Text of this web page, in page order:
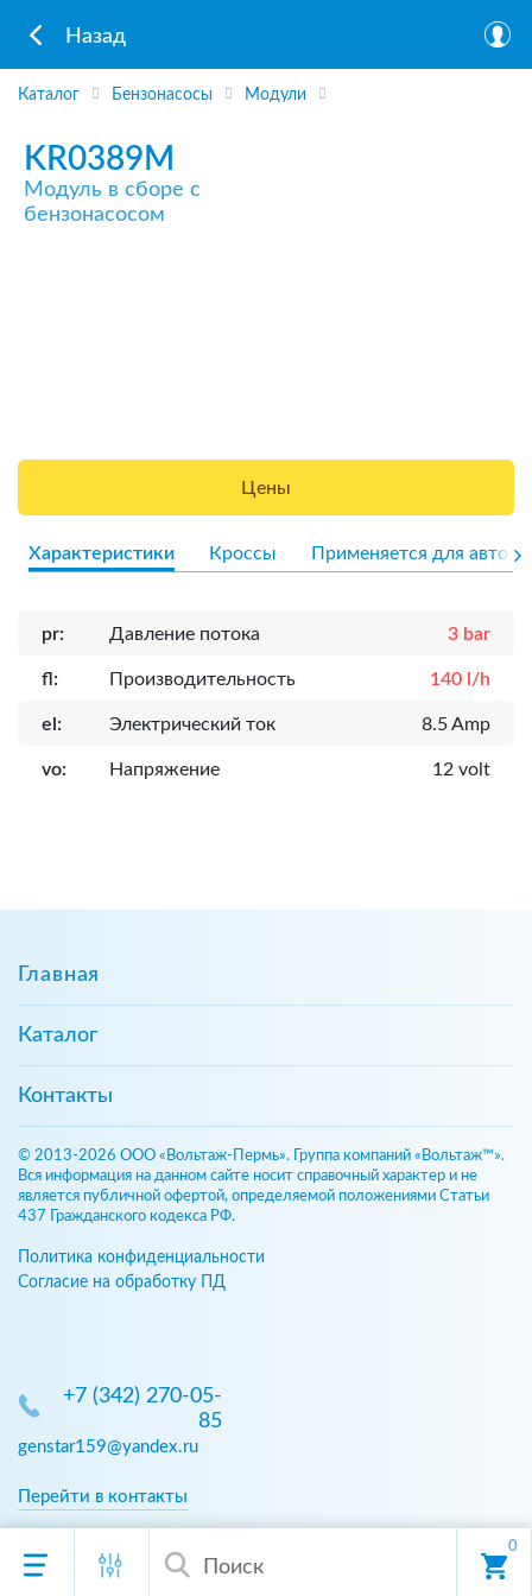
0
Назад
Каталог Бензонасосы Модули
KR0389M
Модуль в сборе с
бензонасосом
Цены
Характеристики Кроссы Применяется для авто
pr: Давление потока 3 bar
fl: Производительность 140 l/h
el: Электрический ток 8.5 Amp
vo: Напряжение 12 volt
Главная
Каталог
Контакты
© 2013-2026 ООО «Вольтаж-Пермь». Группа компаний «Вольтаж™».
Вся информация на данном сайте носит справочный характер и не
является публичной офертой, определяемой положениями Статьи
437 Гражданского кодекса РФ.
Политика конфиденциальности
Согласие на обработку ПД
+7 (342) 270-05-
85
genstar159@yandex.ru
Перейти в контакты